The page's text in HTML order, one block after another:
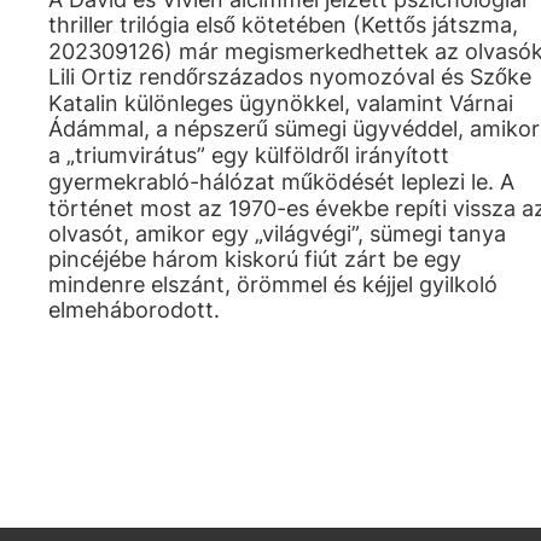
thriller trilógia első kötetében (Kettős játszma,
202309126) már megismerkedhettek az
Lili Ortiz rendőrszázados nyomozóval és Szőke
Katalin különleges ügynökkel, valamint Várnai
Ádámmal, a népszerű sümegi ügyvéddel, amikor
a „triumvirátus” egy külföldről irányított
gyermekrabló-hálózat működését leplezi le. A
történet most az 1970-es évekbe repíti vissza
olvasót, amikor egy „világvégi”, sümegi tanya
pincéjébe három kiskorú fiút zárt be egy
mindenre elszánt, örömmel és kéjjel gyilkoló
elmeháborodott.